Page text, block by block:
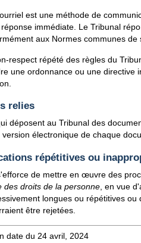
est une méthode de
immédiate. Le Tribunal
aux Normes communes
respect répété des règles du
une ordonnance ou une directive
relies
déposent au Tribunal des
version électronique de chaque
répétitives ou
de mettre en œuvre des
des droits de la personne, en vue
longues ou répétitives
être rejetées.
date du 24 avril, 2024